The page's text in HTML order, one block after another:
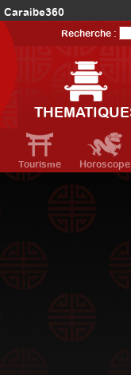
Caraibe360
AmériqueDuNord360
Recherche :
Tourisme Horoscope